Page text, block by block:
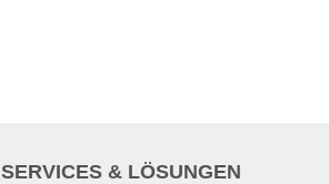
SERVICES & LÖSUNGEN